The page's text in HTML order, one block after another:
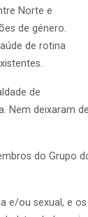
Norte e
de género.
de rotina
de
Nem deixaram
do Grupo
e/ou sexual, e